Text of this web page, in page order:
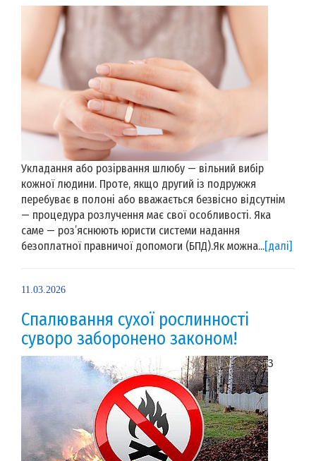
Укладання або розірвання шлюбу — вільний вибір
кожної людини. Проте, якщо другий із подружжя
перебуває в полоні або вважається безвісно відсутнім
— процедура розлучення має свої особливості. Яка
саме — роз’яснюють юристи системи надання
безоплатної правничої допомоги (БПД).Як можна...[далі]
11.03.2026
Спалювання сухої рослинності
суворо заборонено законом!
З